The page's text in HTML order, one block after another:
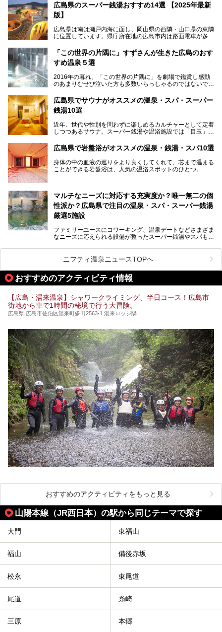
広島県のスーパー銭湯おすすめ14選 【2025年最新
版】
広島県は南は瀬戸内海に面し、岡山県の西隣・山口県の東隣
に位置しています。県庁所在地の広島市内は路面電車が多数
厳島神社と原爆ドームの2つの世界文化遺産があり、年間を
通して多数の観光客が訪れます。工業都市として栄えた呉市
や、坂の町・尾道市など、ゆっくり訪れたい町や観光スポッ
モン、全国にファンが多い広島風お好み焼きなどのグルメも
充実。
銭湯をご紹介します。
「この世界の片隅に」すずさんが生きた広島のおす
すめ温泉５選
2016年の暮れ、「この世界の片隅に」を劇場で鑑賞し感動
のあまりむせび泣いた方も多数いらっしゃるのではないでし
あの夏のヒロシマを生きた主人公すずさんの笑顔が、今もど
こかに輝きつづけていることをふと思い浮かべます。
そんな映画の舞台となった広島県呉市を中心に、広島のおす
広島県でサウナがオススメの温泉・スパ・スーパー
銭湯10選
近年、世代や性別を問わずに楽しめるカルチャーとして定着
しつつあるサウナ。スーパー銭湯や温浴施設では「目玉」と
わりと身体の内部を温めて発汗を促すサウナは、リフレッシ
ュ効果はもちろん、代謝が高まり健康や美容にも良い影響が
期待されます。今回はそんなサウナにこだわった、広島県内
のオススメ温泉・銭湯・スパ10ヶ所を紹介させていただき
ます。
広島県で岩盤浴がオススメの温泉・銭湯・スパ10選
身体の中の血液の巡りをより良くしてくれて、芯まで温まる
ことができる岩盤浴は、人気の温浴スポットのひとつ。
る、広島県でオススメの温泉・銭湯・スパをご紹介していき
ます！
マルチなニーズに対応する充実度か？唯一無二の個
性派か？広島県で注目の温泉・スパ・スーパー銭湯
厳選5施設
ファミリーユースにコワーキング、温泉デートなどさまざま
なニーズに応えられる設備が整ったスーパー銭湯やスパも、
いった個性が魅力の温泉も、どちらも充実している広島県。
今回は、そんな広島県にある温浴施設のなかから、筆者が
「一度訪ねてみたい」と気になっている魅力的な施設を5件
ピックアップして紹介します。
※2021/07/30時点の情報です。
ニフティ温泉ニュースTOPへ
おすすめのアクティビティ情報
【広島・湯来温泉】シャワークライミング、半日コース！広島市
街地から車で1時間の秘境で行う大冒険。
広島県 広島市佐伯区湯来町多田2563-1 湯来ロッジ隣
おすすめのアクティビティをもっと見る
山陽本線（JR西日本）の駅から同じテーマで探す
大門 東福山
福山 備後赤坂
松永 東尾道
尾道 糸崎
三原 本郷